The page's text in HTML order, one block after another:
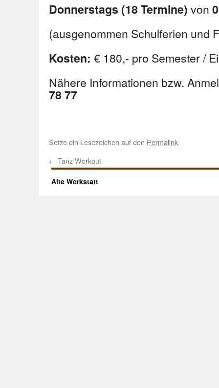
Donnerstags (18 Termine) von
(ausgenommen Schulferien und
Kosten: € 180,- pro Semester /
Nähere Informationen bzw.
78 77
Setze ein Lesezeichen auf den Permalink.
← Tanz Workout
Alte Werkstatt